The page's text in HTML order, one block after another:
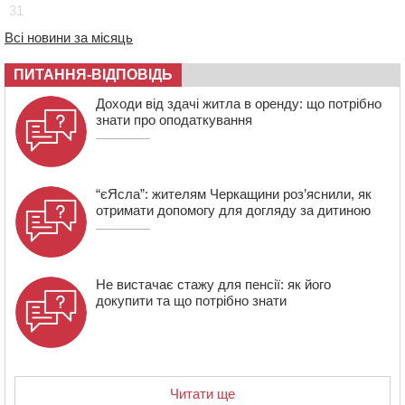
сплатили на Черкащині
06 СЕРПНЯ 2026, ЧЕТВЕР
21:13 Вісім медалей, з яких чотири золоті: черкаські
спортсмени тріумфували на чемпіонаті України
31
Всі новини за місяць
ПИТАННЯ-ВІДПОВІДЬ
Доходи від здачі житла в оренду: що потрібно
знати про оподаткування
“єЯсла”: жителям Черкащини роз’яснили, як
отримати допомогу для догляду за дитиною
Не вистачає стажу для пенсії: як його
докупити та що потрібно знати
Читати ще